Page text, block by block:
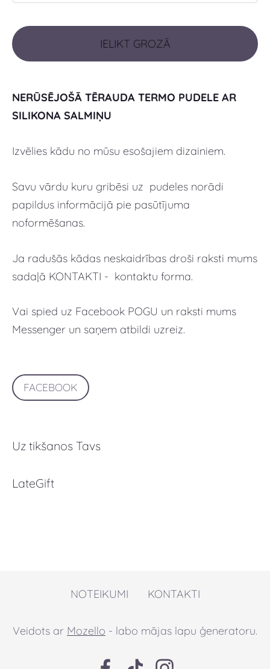
IELIKT GROZĀ
NERŪSĒJOŠĀ TĒRAUDA TERMO PUDELE AR
SILIKONA SALMIŅU
Izvēlies kādu no mūsu esošajiem dizainiem.
Savu vārdu kuru gribēsi uz pudeles norādi
papildus informācijā pie pasūtījuma
noformēšanas.
Ja radušās kādas neskaidrības droši raksti mums
sadaļā KONTAKTI - kontaktu forma.
Vai spied uz Facebook POGU un raksti mums
Messenger un saņem atbildi uzreiz.
FACEBOOK
Uz tikšanos Tavs
LateGift
NOTEIKUMI KONTAKTI
Veidots ar Mozello - labo mājas lapu ģeneratoru.